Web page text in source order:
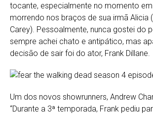
tocante, especialmente no momento
morrendo nos braços de sua irmã Alicia
Carey). Pessoalmente, nunca gostei do
sempre achei chato e antipático, mas
decisão de sair foi do ator, Frank Dillane.
Um dos novos showrunners, Andrew
“Durante a 3ª temporada, Frank pediu